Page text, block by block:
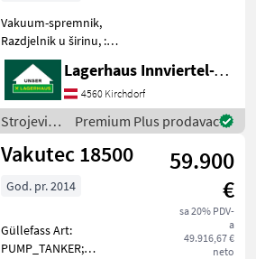
Vakuum-spremnik,
Razdjelnik u širinu, :
Vakuum-spremnik Strojevi
za đubrenje, gnojenje i
navodnjavanje Cisterne za
gnojnicu
Lagerhaus Innviertel-Traunviertel-Urfahr eGen, Kirchdorf
4560 Kirchdorf
Strojevi
za
đubrenje,
navodnjavanje
Premium Plus prodavac
Vakutec 18500
59.900
€
sa 20% PDV-
a
49.916,67 €
neto
God. pr. 2014
Güllefass Art:
PUMP_TANKER;